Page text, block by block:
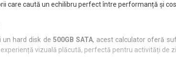
care caută un echilibru perfect între performanță și
hard disk de 500GB SATA, acest calculator oferă
vizuală plăcută, perfectă pentru activități de zi